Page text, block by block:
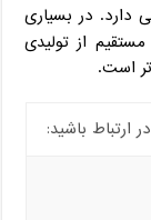
دارد. در بسیاری
از تولیدی
است.
باشید: